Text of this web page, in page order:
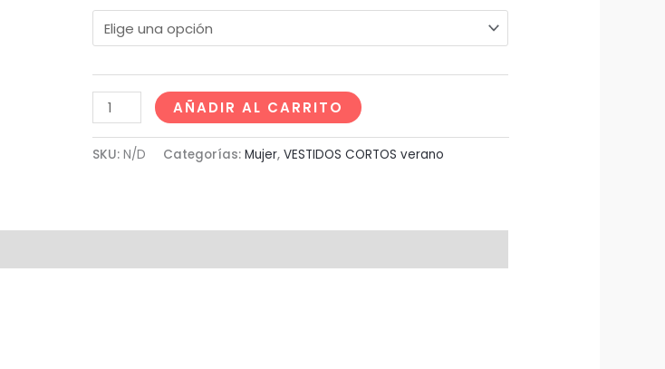
AÑADIR AL CARRITO
SKU: N/D Categorías: Mujer, VESTIDOS CORTOS verano